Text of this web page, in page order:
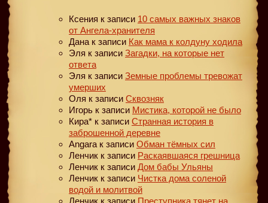
Ксения к записи 10 самых важных знаков
от Ангела-хранителя
Дана к записи Как мама к колдуну ходила
Эля к записи Загадки, на которые нет
ответа
Эля к записи Земные проблемы тревожат
умерших
Оля к записи Сквозняк
Игорь к записи Мистика, которой не было
Кира* к записи Странная история в
заброшенной деревне
Angara к записи Обман тёмных сил
Ленчик к записи Раскаявшаяся грешница
Ленчик к записи Дом бабы Ульяны
Ленчик к записи Чистка дома соленой
водой и молитвой
Ленчик к записи Преступника тянет на